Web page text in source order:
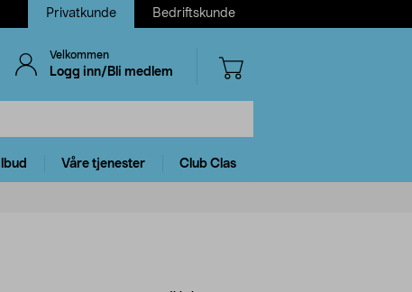
Privatkunde Bedriftskunde
Velkommen
Logg inn/Bli medlem
Våre tjenester Club Clas